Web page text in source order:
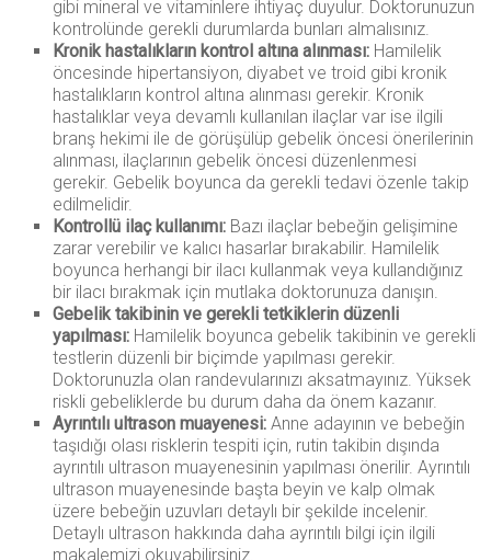
gibi mineral ve vitaminlere ihtiyaç duyulur. Doktorunuzun
kontrolünde gerekli durumlarda bunları almalısınız.
Kronik hastalıkların kontrol altına alınması: Hamilelik
öncesinde hipertansiyon, diyabet ve troid gibi kronik
hastalıkların kontrol altına alınması gerekir. Kronik
hastalıklar veya devamlı kullanılan ilaçlar var ise ilgili
branş hekimi ile de görüşülüp gebelik öncesi önerilerinin
alınması, ilaçlarının gebelik öncesi düzenlenmesi
gerekir. Gebelik boyunca da gerekli tedavi özenle takip
edilmelidir.
Kontrollü ilaç kullanımı: Bazı ilaçlar bebeğin gelişimine
zarar verebilir ve kalıcı hasarlar bırakabilir. Hamilelik
boyunca herhangi bir ilacı kullanmak veya kullandığınız
bir ilacı bırakmak için mutlaka doktorunuza danışın.
Gebelik takibinin ve gerekli tetkiklerin düzenli
yapılması: Hamilelik boyunca gebelik takibinin ve gerekli
testlerin düzenli bir biçimde yapılması gerekir.
Doktorunuzla olan randevularınızı aksatmayınız. Yüksek
riskli gebeliklerde bu durum daha da önem kazanır.
Ayrıntılı ultrason muayenesi:Anne adayının ve bebeğin
taşıdığı olası risklerin tespiti için, rutin takibin dışında
ayrıntılı ultrason muayenesinin yapılması önerilir. Ayrıntılı
ultrason muayenesinde başta beyin ve kalp olmak
üzere bebeğin uzuvları detaylı bir şekilde incelenir.
Detaylı ultrason hakkında daha ayrıntılı bilgi için ilgili
makalemizi okuyabilirsiniz.